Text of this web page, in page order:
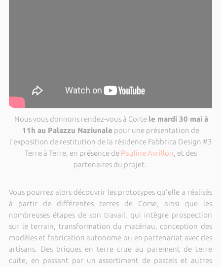
Nous vous donnons rendez-vous à Corte le mardi 30 mai à
11h au Palazzu Naziunale pour une présentation de
l'exposition de restitution de la résidence Fabbrica Design #3
Terre à Terre, en présence de Pauline Avrillon, et des
partenaires du projet.
Vous pourrez alors découvrir les prototypes qu'elle a réalisés
à partir de différentes terres de Corse, ainsi que les
nombreuses étapes de son travail, qui intègre prospection
sur le terrain, transformation du matériau, conception des
modèles et fabrication autonome ou en partenariat avec des
artisans. Des briques en terre crue au parement de terre
cuite, en passant par un assortiment de pastels et autres